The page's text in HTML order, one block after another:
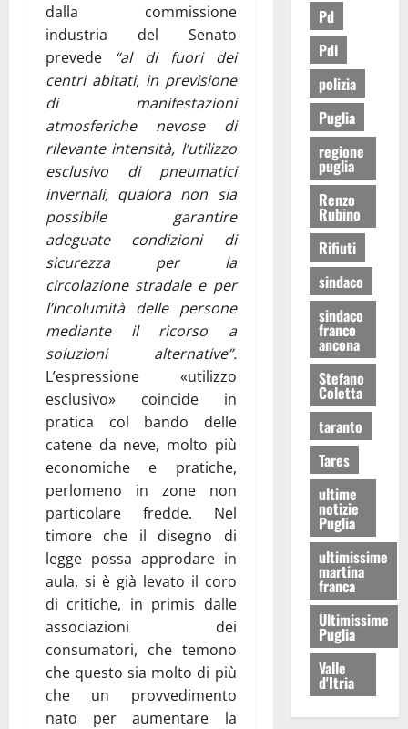
dalla commissione
industria del Senato
prevede “al di fuori dei
centri abitati, in previsione
di manifestazioni
atmosferiche nevose di
rilevante intensità, l’utilizzo
esclusivo di pneumatici
invernali, qualora non sia
possibile garantire
adeguate condizioni di
sicurezza per la
circolazione stradale e per
l’incolumità delle persone
mediante il ricorso a
soluzioni alternative”.
L’espressione «utilizzo
esclusivo» coincide in
pratica col bando delle
catene da neve, molto più
economiche e pratiche,
perlomeno in zone non
particolare fredde. Nel
timore che il disegno di
legge possa approdare in
aula, si è già levato il coro
di critiche, in primis dalle
associazioni dei
consumatori, che temono
che questo sia molto di più
che un provvedimento
nato per aumentare la
Pd
Pdl
polizia
Puglia
regione
puglia
Renzo
Rubino
Rifiuti
sindaco
sindaco
franco
ancona
Stefano
Coletta
taranto
Tares
ultime
notizie
Puglia
ultimissime
martina
franca
Ultimissime
Puglia
Valle
d'Itria